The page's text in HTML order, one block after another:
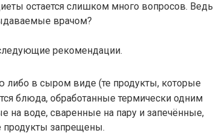
остается слишком много вопросов. Ведь
врачом?
рекомендации.
либо в сыром виде (те продукты, которые
блюда, обработанные термически одним
на воде, сваренные на пару и запечённые,
запрещены.